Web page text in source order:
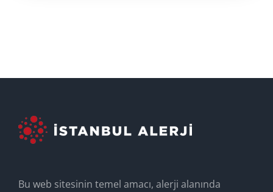
Bu web sitesinin temel amacı, alerji alanında